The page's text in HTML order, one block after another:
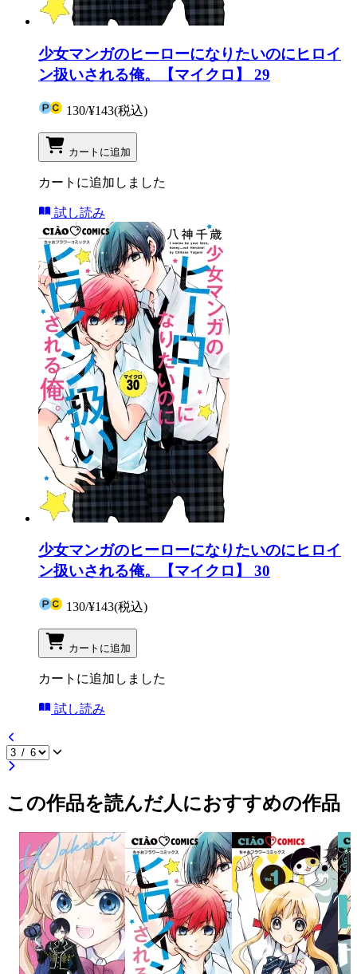
少女マンガのヒーローになりたいのにヒロイ
ン扱いされる俺。【マイクロ】 29
130/¥143(税込)
カートに追加
カートに追加しました
試し読み
少女マンガのヒーローになりたいのにヒロイ
ン扱いされる俺。【マイクロ】 30
130/¥143(税込)
カートに追加
カートに追加しました
試し読み
この作品を読んだ人におすすめの作品